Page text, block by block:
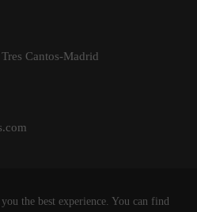
Cantos-Madrid
the best experience. You can find